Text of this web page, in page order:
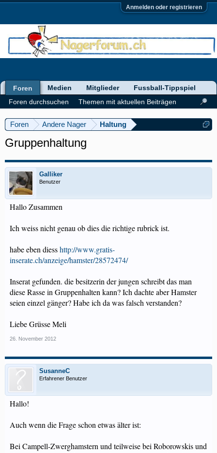
Anmelden oder registrieren
Foren Andere Nager Haltung
Gruppenhaltung
Galliker
Benutzer
Hallo Zusammen
Ich weiss nicht genau ob dies die richtige rubrick ist.
habe eben diesshttp://www.gratis-
inserate.ch/anzeige/hamster/28572474/
Inserat gefunden. die besitzerin der jungen schreibt das man
diese Rasse in Gruppenhalten kann? Ich dachte aber Hamster
seien einzel gänger? Habe ich da was falsch verstanden?
Liebe Grüsse Meli
26. November 2012
SusanneC
Erfahrener Benutzer
Hallo!
Auch wenn die Frage schon etwas älter ist:
Bei Campell-Zwerghamstern und teilweise bei Roborowskis und
Foren
Foren durchsuchen
Themen mit aktuellen Beiträgen
Medien Mitglieder Fussball-Tippspiel